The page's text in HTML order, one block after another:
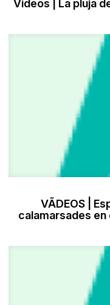
Vídeos | La pluja
VÃDEOS |
calamarsades